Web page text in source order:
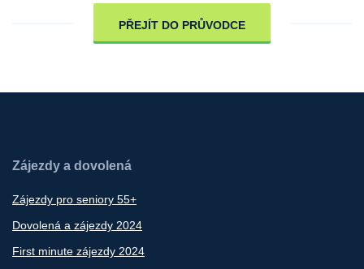
PŘEJÍT DO PRŮVODCE
Zájezdy a dovolená
Zájezdy pro seniory 55+
Dovolená a zájezdy 2024
First minute zájezdy 2024